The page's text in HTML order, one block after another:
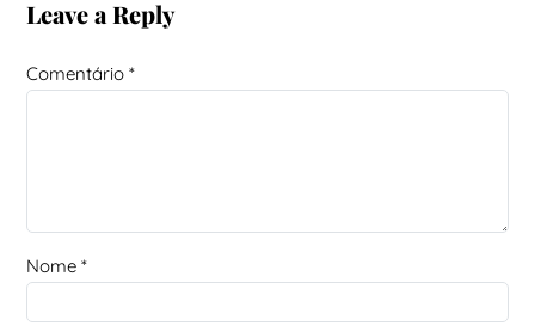
Leave a Reply
Comentário *
Nome *